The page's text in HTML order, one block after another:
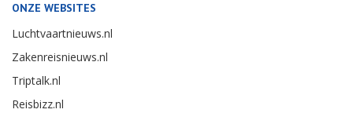
ONZE WEBSITES
Luchtvaartnieuws.nl
Zakenreisnieuws.nl
Triptalk.nl
Reisbizz.nl